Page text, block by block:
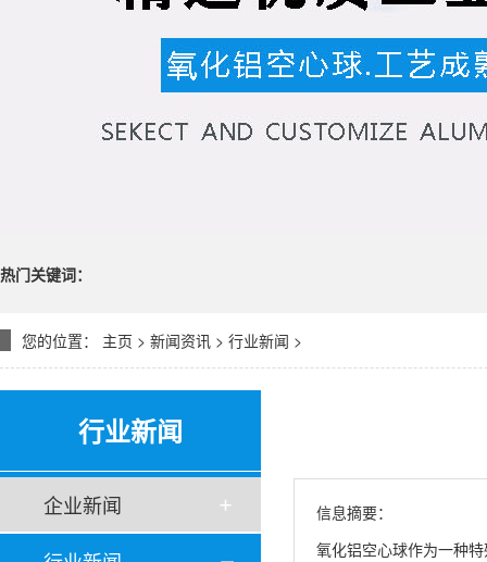
热门关键词：
您的位置： 主页 > 新闻资讯 > 行业新闻 >
行业新闻
企业新闻
信息摘要：
氧化铝空心球作为一种